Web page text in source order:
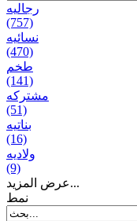
رجالیه
(757)
نسائیه
(470)
طخم
(141)
مشتركه
(51)
بناتیه
(16)
ولادیه
(9)
عرض المزيد...
نمط